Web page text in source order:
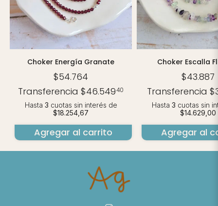
Choker Energía Granate
$54.764
Transferencia$46.54940
Hasta 3 cuotas sin interés de
$18.254,67
Agregar al carrito
Choker Escalla
$43.887
Transferencia
Hasta 3 cuotas sin
$14.629,00
Agregar al